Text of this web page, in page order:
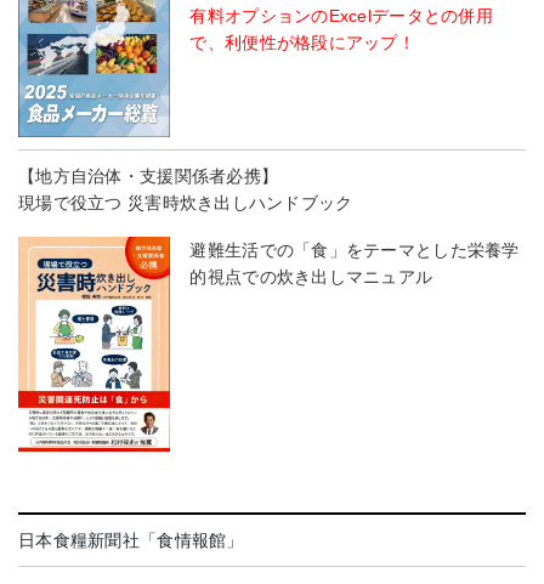
有料オプションのExcelデータとの併用
で、利便性が格段にアップ！
【地方自治体・支援関係者必携】
現場で役立つ 災害時炊き出しハンドブック
避難生活での「食」をテーマとした栄養学
的視点での炊き出しマニュアル
日本食糧新聞社「食情報館」